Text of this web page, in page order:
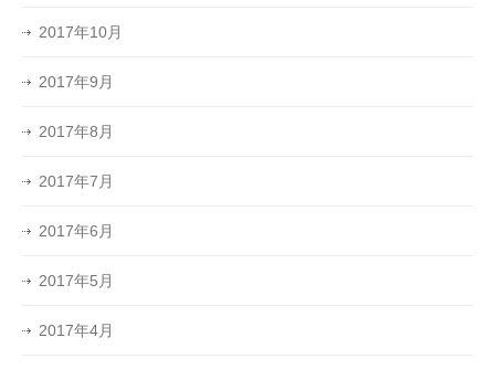
2017年10月
2017年9月
2017年8月
2017年7月
2017年6月
2017年5月
2017年4月